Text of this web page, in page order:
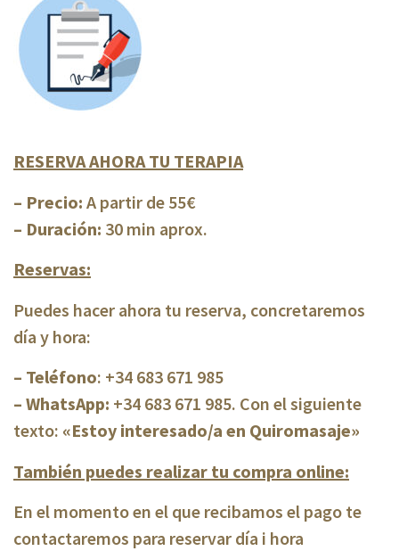
RESERVA AHORA TU TERAPIA
– Precio: A partir de 55€
– Duración: 30 min aprox.
Reservas:
Puedes hacer ahora tu reserva, concretaremos
día y hora:
– Teléfono: +34 683 671 985
– WhatsApp: +34 683 671 985. Con el siguiente
texto: «Estoy interesado/a en Quiromasaje»
También puedes realizar tu compra online:
En el momento en el que recibamos el pago te
contactaremos para reservar día i hora